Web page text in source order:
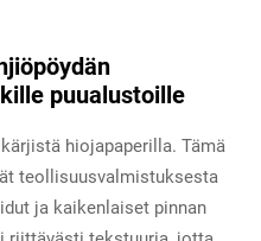
puualustoille
hiojapaperilla. Tämä
teollisuusvalmistuksesta
ja kaikenlaiset pinnan